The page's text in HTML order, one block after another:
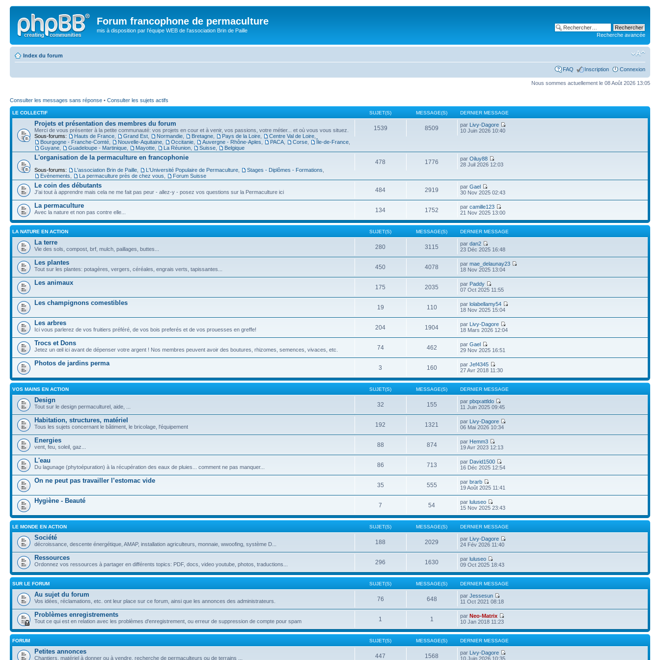
Forum francophone de permaculture
mis à disposition par l'équipe WEB de l'association Brin de Paille
Recherche avancée
Index du forum
FAQ Inscription Connexion
Nous sommes actuellement le 08 Août 2026 13:05
Consulter les messages sans réponse • Consulter les sujets actifs
LE COLLECTIF SUJET(S) MESSAGE(S) DERNIER MESSAGE
Projets et présentation des membres du forum
Merci de vous présenter à la petite communauté: vos projets en cour et à venir, vos passions, votre métier... et où vous vous situez.
Sous-forums:
Hauts de France Grand Est Normandie Bretagne Pays de la Loire Centre Val de Loire
Bourgogne - Franche-Comté
Nouvelle-Aquitaine Occitanie Auvergne - Rhône-Aples PACA Corse Île-de-France
Guyane
Guadeloupe - Martinique Mayotte La Réunion Suisse Belgique
1539 8509 par Livy-Dagore
10 Juin 2026 10:40
L'organisation de la permaculture en francophonie
Sous-forums: L'association Brin de Paille L'Université Populaire de Permaculture Stages - Diplômes - Formations
Evènements
La permaculture près de chez vous Forum Suisse
478 1776 parOiluy88
28 Juil 2026 12:03
Le coin des débutants
J'ai tout à apprendre mais cela ne me fait pas peur - allez-y - posez vos questions sur la Permaculture ici 484 2919 parGael
30 Nov 2025 02:43
La permaculture
Avec la nature et non pas contre elle... 134 1752 parcamille123
21 Nov 2025 13:00
LA NATURE EN ACTION SUJET(S) MESSAGE(S) DERNIER MESSAGE
La terre
Vie des sols, compost, brf, mulch, paillages, buttes... 280 3115 pardan2
23 Déc 2025 16:48
Les plantes
Tout sur les plantes: potagères, vergers, céréales, engrais verts, tapissantes... 450 4078 parmae_delaunay23
18 Nov 2025 13:04
Les animaux
175 2035 par Paddy
07 Oct 2025 11:55
Les champignons comestibles
19 110 parlolabellamy54
18 Nov 2025 15:04
Les arbres
Ici vous parlerez de vos fruitiers préféré, de vos bois preferés et de vos prouesses en greffe! 204 1904 par Livy-Dagore
18 Mars 2026 12:04
Trocs et Dons
Jetez un œil ici avant de dépenser votre argent ! Nos membres peuvent avoir des boutures, rhizomes, semences, vivaces, etc. 74 462 parGael
29 Nov 2025 16:51
Photos de jardins perma
3 160 parJef4345
27 Avr 2018 11:30
VOS MAINS EN ACTION SUJET(S) MESSAGE(S) DERNIER MESSAGE
Design
Tout sur le design permaculturel, aide, ... 32 155 parpbqxattldo
11 Juin 2025 09:45
Habitation, structures, matériel
Tous les sujets concernant le bâtiment, le bricolage, l'équipement 192 1321 par Livy-Dagore
06 Mai 2026 10:34
Energies
vent, feu, soleil, gaz... 88 874 par Hemm3
19 Avr 2023 12:13
L'eau
Du lagunage (phytoépuration) à la récupération des eaux de pluies... comment ne pas manquer... 86 713 par David1500
16 Déc 2025 12:54
On ne peut pas travailler l’estomac vide
35 555 parbrarb
19 Août 2025 11:41
Hygiène - Beauté
7 54 parluluseo
15 Nov 2025 23:43
LE MONDE EN ACTION SUJET(S) MESSAGE(S) DERNIER MESSAGE
Société
décroissance, descente énergétique, AMAP, installation agriculteurs, monnaie, wwoofing, système D... 188 2029 par Livy-Dagore
24 Fév 2026 11:40
Ressources
Ordonnez vos ressources à partager en différents topics: PDF, docs, video youtube, photos, traductions... 296 1630 parluluseo
09 Oct 2025 18:43
SUR LE FORUM SUJET(S) MESSAGE(S) DERNIER MESSAGE
Au sujet du forum
Vos idées, réclamations, etc. ont leur place sur ce forum, ainsi que les annonces des administrateurs. 76 648 parJessesun
11 Oct 2021 08:18
Problèmes enregistrements
Tout ce qui est en relation avec les problèmes d'enregistrement, ou erreur de suppression de compte pour spam 1 1 parNeo-Matrix
10 Jan 2018 11:23
FORUM SUJET(S) MESSAGE(S) DERNIER MESSAGE
Petites annonces
Chantiers, matériel à donner ou à vendre, recherche de permaculteurs ou de terrains ... 447 1568 par Livy-Dagore
10 Juin 2026 10:35